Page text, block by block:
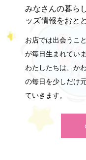
みなさんの暮ら
ッズ情報をおと
お店では出会うこ
が毎日生まれていま
わたしたちは、か
の毎日を少しだけ
ていきます。